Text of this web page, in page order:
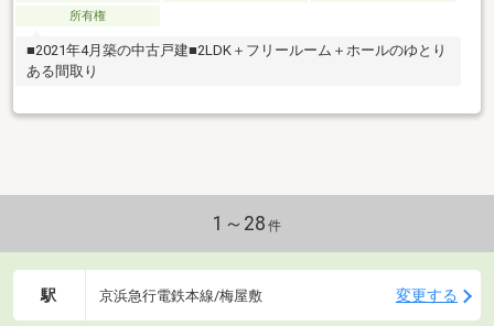
所有権
■2021年4月築の中古戸建■2LDK＋フリールーム＋ホールのゆとり
ある間取り
1～28 件
駅 京浜急行電鉄本線/梅屋敷 変更する